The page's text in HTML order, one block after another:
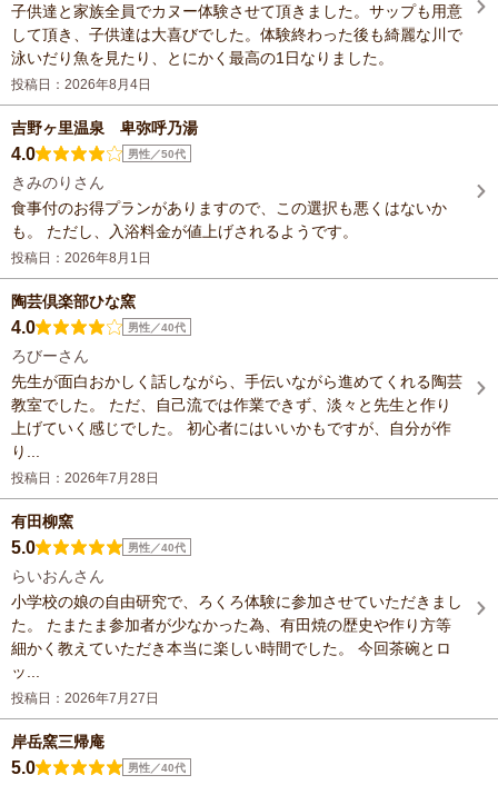
子供達と家族全員でカヌー体験させて頂きました。サップも用意
して頂き、子供達は大喜びでした。体験終わった後も綺麗な川で
泳いだり魚を見たり、とにかく最高の1日なりました。
投稿日：2026年8月4日
吉野ヶ里温泉 卑弥呼乃湯
4.0 男性／50代
きみのりさん
食事付のお得プランがありますので、この選択も悪くはないか
も。 ただし、入浴料金が値上げされるようです。
投稿日：2026年8月1日
陶芸倶楽部ひな窯
4.0 男性／40代
ろびーさん
先生が面白おかしく話しながら、手伝いながら進めてくれる陶芸
教室でした。 ただ、自己流では作業できず、淡々と先生と作り
上げていく感じでした。 初心者にはいいかもですが、自分が作
り...
投稿日：2026年7月28日
有田柳窯
5.0 男性／40代
らいおんさん
小学校の娘の自由研究で、ろくろ体験に参加させていただきまし
た。 たまたま参加者が少なかった為、有田焼の歴史や作り方等
細かく教えていただき本当に楽しい時間でした。 今回茶碗とロ
ッ...
投稿日：2026年7月27日
岸岳窯三帰庵
5.0 男性／40代